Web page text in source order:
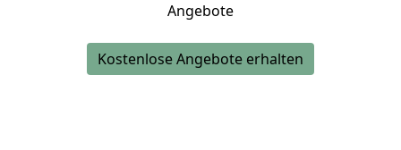
Angebote
Kostenlose Angebote erhalten